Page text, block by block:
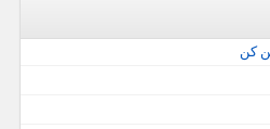
کن